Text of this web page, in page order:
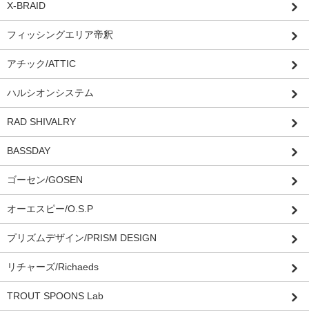
X-BRAID
フィッシングエリア帝釈
アチック/ATTIC
ハルシオンシステム
RAD SHIVALRY
BASSDAY
ゴーセン/GOSEN
オーエスピー/O.S.P
プリズムデザイン/PRISM DESIGN
リチャーズ/Richaeds
TROUT SPOONS Lab